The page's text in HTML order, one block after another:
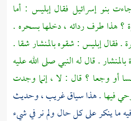
بنو إسرائيل فقال إبليس : أما
؟ هذا طرف ردائه ، دخلها بسحره .
. فقال إبليس : شقوه بالمنشار شقا .
. قال له النبي صلى الله عليه
وجعا ؟ قال : لا ، إنما وجدت
فيها. هذا سياق غريب ، وحديث
ما ينكر على كل حال ولم نر في شيء